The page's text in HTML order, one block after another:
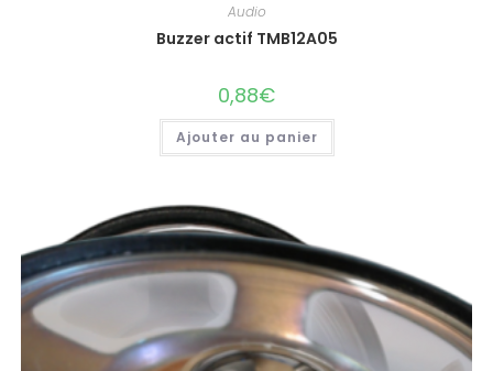
Audio
Buzzer actif TMB12A05
0,88€
Ajouter au panier